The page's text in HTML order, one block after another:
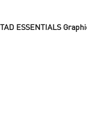
TAD ESSENTIALS